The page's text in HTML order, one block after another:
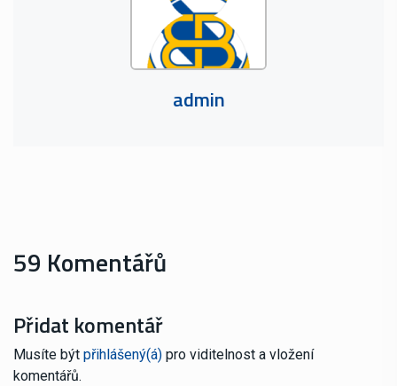
admin
59 Komentářů
Přidat komentář
Musíte být přihlášený(á) pro viditelnost a vložení
komentářů.